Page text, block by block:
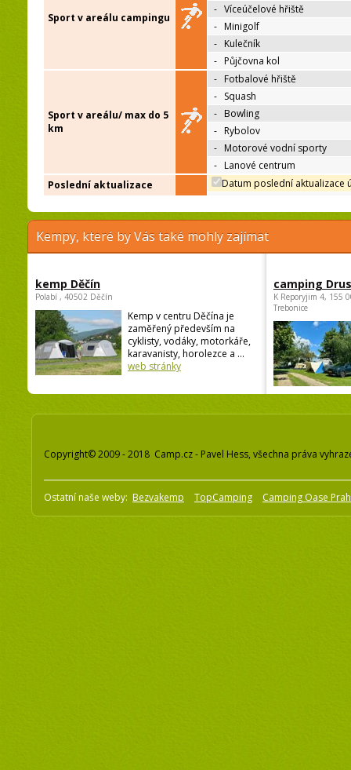
Sport v areálu campingu
- Víceúčelové hřiště
- Minigolf
- Kulečník
- Půjčovna kol
Sport v areálu/ max do 5
km
- Fotbalové hřiště
- Squash
- Bowling
- Rybolov
- Motorové vodní sporty
- Lanové centrum
Poslední aktualizace
Datum poslední aktualizace
Kempy, které by Vás také mohly zajímat
kemp Děčín
Polabí , 40502 Děčín
Kemp v centru Děčína je
zaměřený především na
cyklisty, vodáky, motorkáře,
karavanisty, horolezce a ...
web stránky
camping
K Reporyjim 4, 155
Trebonice
Copyright© 2009 - 2018 Camp.cz - Pavel Hess, všechna práva
Ostatní naše weby: Bezvakemp TopCamping Camping Oase